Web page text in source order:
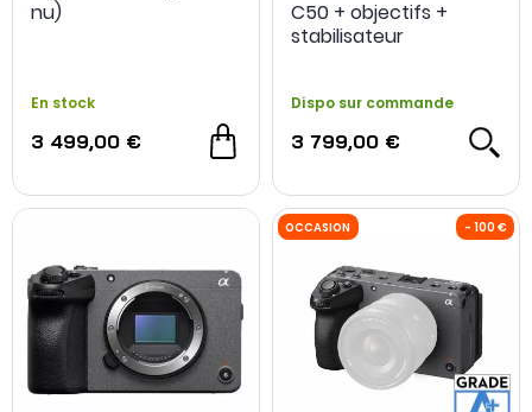
nu)
En stock
3 499,00 €
C50 + objectifs +
stabilisateur
Dispo sur commande
3 799,00 €